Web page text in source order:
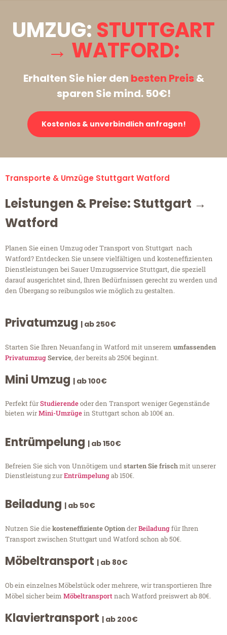
UMZUG: STUTTGART
→ WATFORD:
Erhalten Sie hier den besten Preis&
sparen Sie mind. 50€!
Kostenlos & unverbindlich anfragen!
Transporte & Umzüge Stuttgart Watford
Leistungen & Preise: Stuttgart →
Watford
Planen Sie einen Umzug oder Transport von Stuttgart nach
Watford? Entdecken Sie unsere vielfältigen und kosteneffizienten
Dienstleistungen bei Sauer Umzugsservice Stuttgart, die speziell
darauf ausgerichtet sind, Ihren Bedürfnissen gerecht zu werden und
den Übergang so reibungslos wie möglich zu gestalten.
Privatumzug | ab 250€
Starten Sie Ihren Neuanfang in Watford mit unserem umfassenden
PrivatumzugService, der bereits ab 250€ beginnt.
Mini Umzug | ab 100€
Perfekt fürStudierendeoder den Transport weniger Gegenstände
bieten wirMini-Umzügein Stuttgart schon ab 100€ an.
Entrümpelung | ab 150€
Befreien Sie sich von Unnötigem undstarten Sie frischmit unserer
Dienstleistung zurEntrümpelungab 150€.
Beiladung | ab 50€
Nutzen Sie diekosteneffiziente OptionderBeiladungfür Ihren
Transport zwischen Stuttgart und Watford schon ab 50€.
Möbeltransport | ab 80€
Ob ein einzelnes Möbelstück oder mehrere, wir transportieren Ihre
Möbel sicher beim Möbeltransportnach Watford preiswert ab 80€.
Klaviertransport | ab 200€